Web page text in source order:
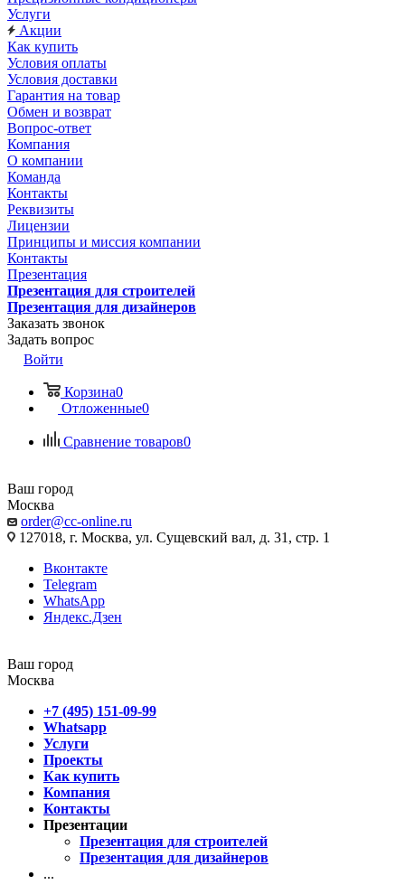
Услуги
Акции
Как купить
Условия оплаты
Условия доставки
Гарантия на товар
Обмен и возврат
Вопрос-ответ
Компания
О компании
Команда
Контакты
Реквизиты
Лицензии
Принципы и миссия компании
Контакты
Презентация
Презентация для строителей
Презентация для дизайнеров
Заказать звонок
Задать вопрос
Войти
Корзина0
Отложенные0
Сравнение товаров0
Ваш город
Москва
order@cc-online.ru
127018, г. Москва, ул. Сущевский вал, д. 31, стр. 1
Вконтакте
Telegram
WhatsApp
Яндекс.Дзен
Ваш город
Москва
+7 (495) 151-09-99
Whatsapp
Услуги
Проекты
Как купить
Компания
Контакты
Презентации
Презентация для строителей
Презентация для дизайнеров
...